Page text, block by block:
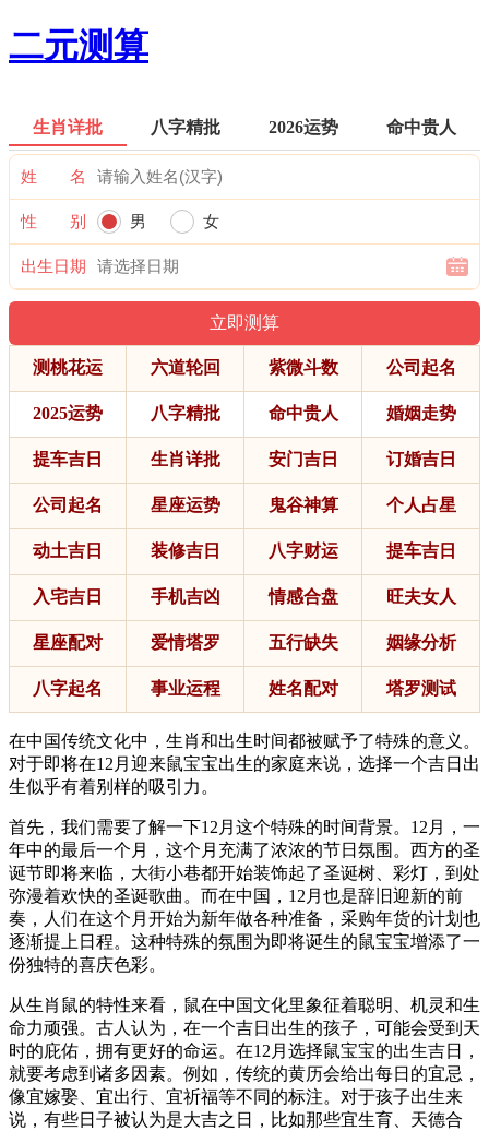
二元测算
生肖详批 八字精批 2026运势 命中贵人
姓 名
性 别 男 女
出生日期
测桃花运 六道轮回 紫微斗数 公司起名
2025运势 八字精批 命中贵人 婚姻走势
提车吉日 生肖详批 安门吉日 订婚吉日
公司起名 星座运势 鬼谷神算 个人占星
动土吉日 装修吉日 八字财运 提车吉日
入宅吉日 手机吉凶 情感合盘 旺夫女人
星座配对 爱情塔罗 五行缺失 姻缘分析
八字起名 事业运程 姓名配对 塔罗测试
在中国传统文化中，生肖和出生时间都被赋予了特殊的意义。
对于即将在12月迎来鼠宝宝出生的家庭来说，选择一个吉日出
生似乎有着别样的吸引力。
首先，我们需要了解一下12月这个特殊的时间背景。12月，一
年中的最后一个月，这个月充满了浓浓的节日氛围。西方的圣
诞节即将来临，大街小巷都开始装饰起了圣诞树、彩灯，到处
弥漫着欢快的圣诞歌曲。而在中国，12月也是辞旧迎新的前
奏，人们在这个月开始为新年做各种准备，采购年货的计划也
逐渐提上日程。这种特殊的氛围为即将诞生的鼠宝宝增添了一
份独特的喜庆色彩。
从生肖鼠的特性来看，鼠在中国文化里象征着聪明、机灵和生
命力顽强。古人认为，在一个吉日出生的孩子，可能会受到天
时的庇佑，拥有更好的命运。在12月选择鼠宝宝的出生吉日，
就要考虑到诸多因素。例如，传统的黄历会给出每日的宜忌，
像宜嫁娶、宜出行、宜祈福等不同的标注。对于孩子出生来
说，有些日子被认为是大吉之日，比如那些宜生育、天德合